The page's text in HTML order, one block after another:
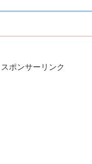
スポンサーリンク